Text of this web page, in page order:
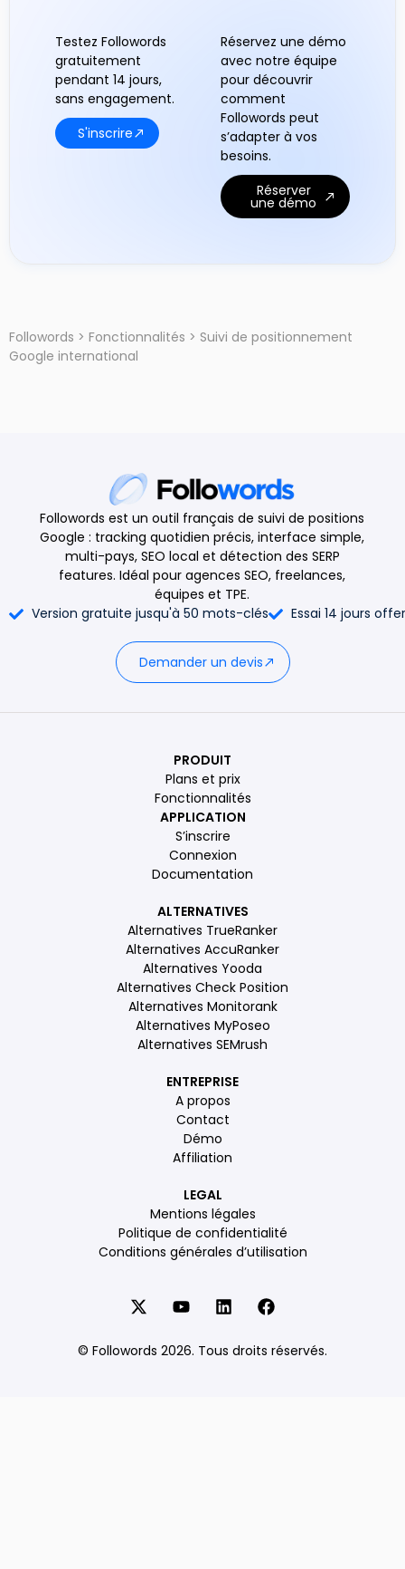
Testez Followords
gratuitement
pendant 14 jours,
sans engagement.
S'inscrire
Réservez une démo
avec notre équipe
pour découvrir
comment
Followords peut
s’adapter à vos
besoins.
Réserver
une démo
Followords > Fonctionnalités > Suivi de positionnement
Google international
Followords est un outil français de suivi de positions
Google : tracking quotidien précis, interface simple,
multi-pays, SEO local et détection des SERP
features. Idéal pour agences SEO, freelances,
équipes et TPE.
Version gratuite jusqu'à 50 mots-clés
Essai 14 jours
Demander un devis
PRODUIT
Plans et prix
Fonctionnalités
APPLICATION
S’inscrire
Connexion
Documentation
ALTERNATIVES
Alternatives TrueRanker
Alternatives AccuRanker
Alternatives Yooda
Alternatives Check Position
Alternatives Monitorank
Alternatives MyPoseo
Alternatives SEMrush
ENTREPRISE
A propos
Contact
Démo
Affiliation
LEGAL
Mentions légales
Politique de confidentialité
Conditions générales d’utilisation
© Followords 2026. Tous droits réservés.